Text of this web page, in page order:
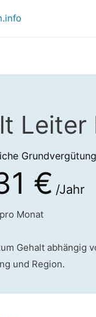
Grundvergütung
€ /Jahr
Monat
Gehalt abhängig
und Region.